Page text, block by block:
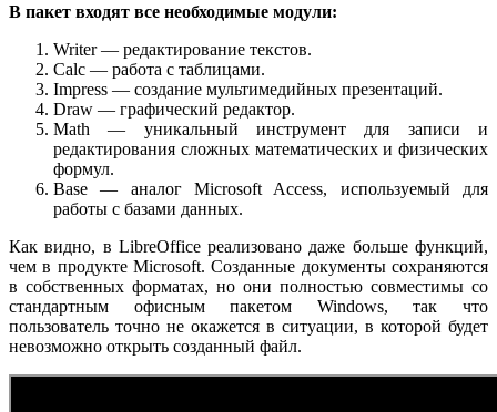
В пакет входят все необходимые модули:
Writer — редактирование текстов.
Calc — работа с таблицами.
Impress — создание мультимедийных презентаций.
Draw — графический редактор.
Math — уникальный инструмент для записи и
редактирования сложных математических и физических
формул.
Base — аналог Microsoft Access, используемый для
работы с базами данных.
Как видно, в LibreOffice реализовано даже больше функций,
чем в продукте Microsoft. Созданные документы сохраняются
в собственных форматах, но они полностью совместимы со
стандартным офисным пакетом Windows, так что
пользователь точно не окажется в ситуации, в которой будет
невозможно открыть созданный файл.